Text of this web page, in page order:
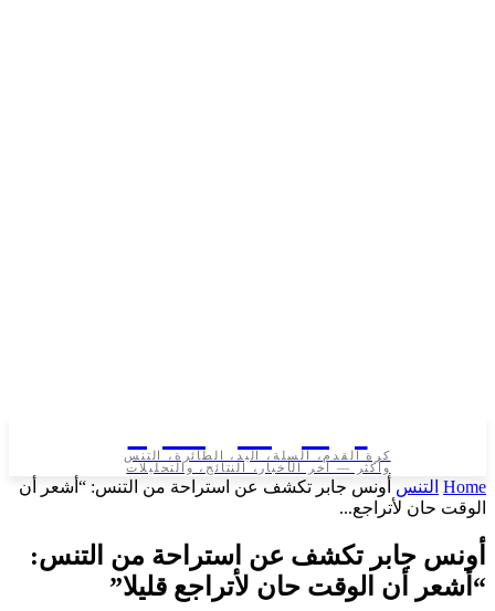
كرة القدم، السلة، اليد، الطائرة، التنس
وأكثر — آخر الأخبار، النتائج، والتحليلات
التنس أونس جابر تكشف عن استراحة من التنس: “أشعر أن
لأتراجع...
جابر تكشف عن استراحة من التنس:
أن الوقت حان لأتراجع قليلا”